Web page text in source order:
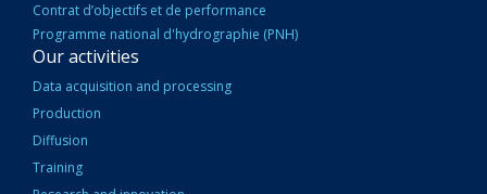
Contrat d’objectifs et de performance
Programme national d'hydrographie (PNH)
Our activities
Data acquisition and processing
Production
Diffusion
Training